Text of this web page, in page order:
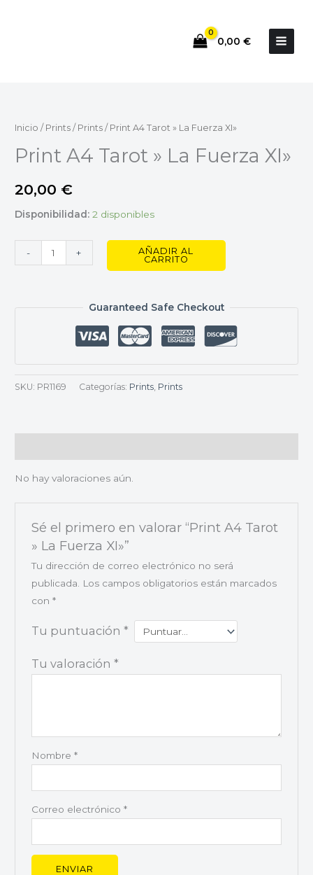
0,00 €
Inicio / Prints / Prints / Print A4 Tarot » La Fuerza XI»
Print A4 Tarot » La Fuerza XI»
20,00 €
Disponibilidad: 2 disponibles
-
Tarot
La
XI"
cantidad
+
AÑADIR AL
CARRITO
Guaranteed Safe Checkout
SKU: PR1169 Categorías: Prints, Prints
No hay valoraciones aún.
Sé el primero en valorar “Print A4 Tarot
» La Fuerza XI»”
Tu dirección de correo electrónico no será
publicada.
Los campos obligatorios están marcados
con *
Tu puntuación *
Tu valoración *
Nombre *
Correo electrónico *